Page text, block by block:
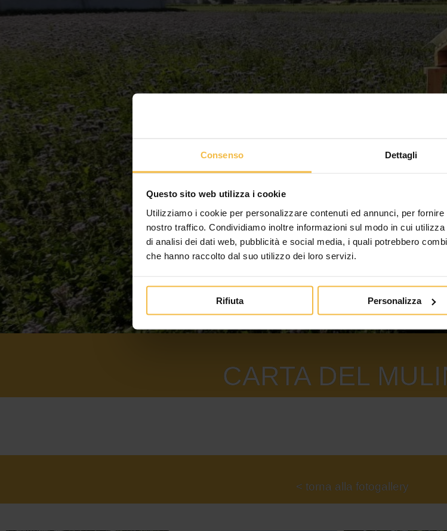
Consenso Dettagli
Questo sito web utilizza i cookie
Utilizziamo i cookie per personalizzare contenuti ed annunci, per
nostro traffico. Condividiamo inoltre informazioni sul modo in cui
di analisi dei dati web, pubblicità e social media, i quali potrebbero
che hanno raccolto dal suo utilizzo dei loro servizi.
Rifiuta Personalizza
CARTA DEL
< torna alla fotogallery